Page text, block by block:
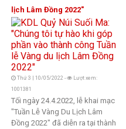
lịch Lâm Đồng 2022"
Thứ 3 | 10/05/2022 -
Lượt xem:
1001381
Tối ngày 24.4.2022, lễ khai mạc
"Tuần Lễ Vàng Du Lịch Lâm
Đồng 2022" đã diễn ra tại thành